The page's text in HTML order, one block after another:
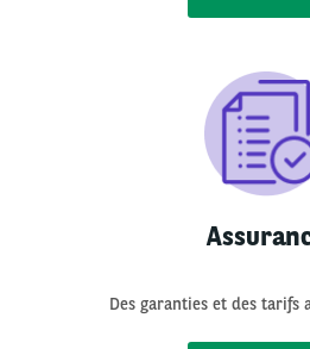
Des garanties et des tarifs